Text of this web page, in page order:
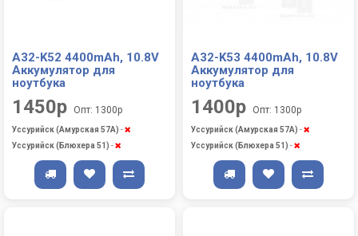
A32-K52 4400mAh, 10.8V
Аккумулятор для
ноутбука
1450р Опт: 1300р
Уссурийск (Амурская 57А) -
Уссурийск (Блюхера 51) -
A32-K53 4400mAh, 10.8V
Аккумулятор для
ноутбука
1400р Опт: 1300р
Уссурийск (Амурская 57А) -
Уссурийск (Блюхера 51) -